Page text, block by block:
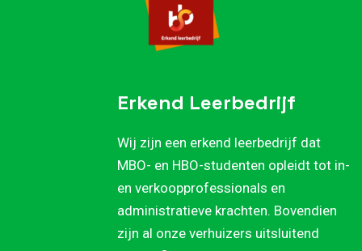
Erkend Leerbedrijf
Wij zijn een erkend leerbedrijf dat
MBO- en HBO-studenten opleidt tot in-
en verkoopprofessionals en
administratieve krachten. Bovendien
zijn al onze verhuizers uitsluitend